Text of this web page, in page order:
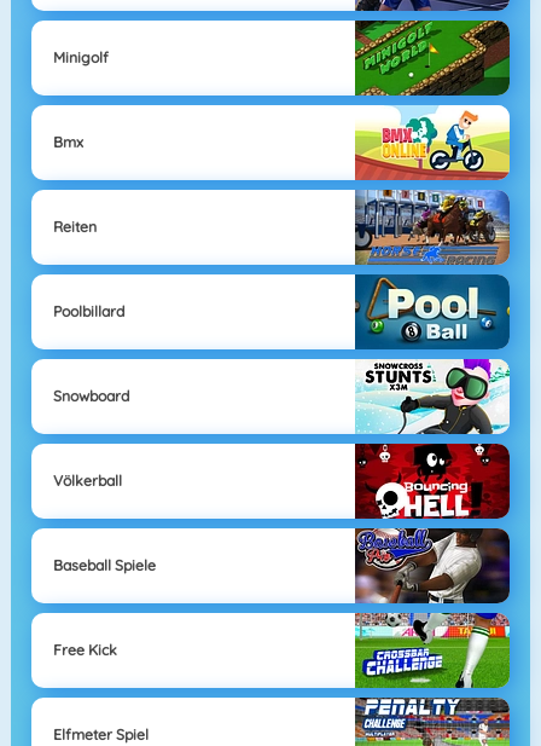
Minigolf
Bmx
Reiten
Poolbillard
Snowboard
Völkerball
Baseball Spiele
Free Kick
Elfmeter Spiel